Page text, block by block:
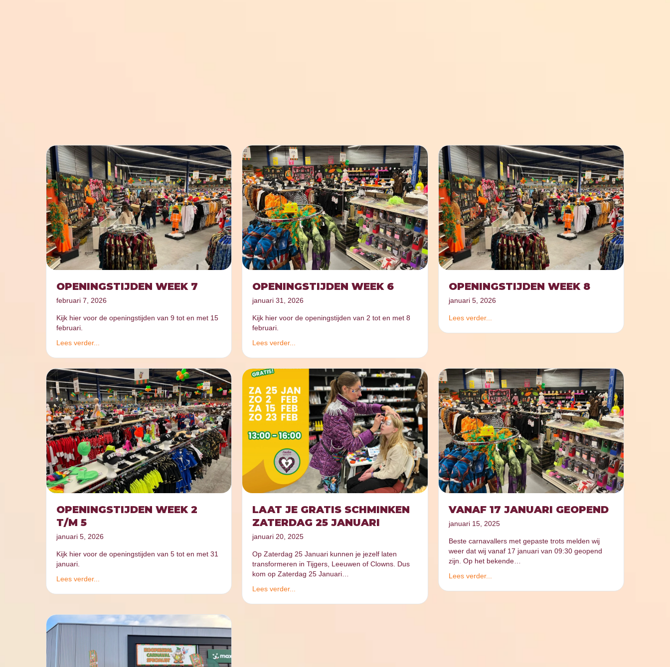
OPENINGSTIJDEN WEEK 7
februari 7, 2026
Kijk hier voor de openingstijden van 9 tot en met 15
februari.
Lees verder...
OPENINGSTIJDEN WEEK 6
januari 31, 2026
Kijk hier voor de openingstijden van 2 tot en met 8
februari.
Lees verder...
OPENINGSTIJDEN WEEK 8
januari 5, 2026
Lees verder...
OPENINGSTIJDEN WEEK 2
T/M 5
januari 5, 2026
Kijk hier voor de openingstijden van 5 tot en met 31
januari.
Lees verder...
LAAT JE GRATIS SCHMINKEN
ZATERDAG 25 JANUARI
januari 20, 2025
Op Zaterdag 25 Januari kunnen je jezelf laten
transformeren in Tijgers, Leeuwen of Clowns. Dus
kom op Zaterdag 25 Januari…
Lees verder...
VANAF 17 JANUARI GEOPEND
januari 15, 2025
Beste carnavallers met gepaste trots melden wij
weer dat wij vanaf 17 januari van 09:30 geopend
zijn. Op het bekende…
Lees verder...